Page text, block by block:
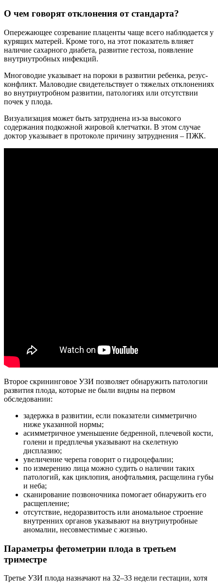
О чем говорят отклонения от стандарта?
Опережающее созревание плаценты чаще всего наблюдается у
курящих матерей. Кроме того, на этот показатель влияет
наличие сахарного диабета, развитие гестоза, появление
внутриутробных инфекций.
Многоводие указывает на пороки в развитии ребенка, резус-
конфликт. Маловодие свидетельствует о тяжелых отклонениях
во внутриутробном развитии, патологиях или отсутствии
почек у плода.
Визуализация может быть затруднена из-за высокого
содержания подкожной жировой клетчатки. В этом случае
доктор указывает в протоколе причину затруднения – ПЖК.
Второе скрининговое УЗИ позволяет обнаружить патологии
развития плода, которые не были видны на первом
обследовании:
задержка в развитии, если показатели симметрично
ниже указанной нормы;
асимметричное уменьшение бедренной, плечевой кости,
голени и предплечья указывают на скелетную
дисплазию;
увеличение черепа говорит о гидроцефалии;
по измерению лица можно судить о наличии таких
патологий, как циклопия, анофтальмия, расщелина губы
и неба;
сканирование позвоночника помогает обнаружить его
расщепление;
отсутствие, недоразвитость или аномальное строение
внутренних органов указывают на внутриутробные
аномалии, несовместимые с жизнью.
Параметры фетометрии плода в третьем
триместре
Третье УЗИ плода назначают на 32–33 недели гестации, хотя